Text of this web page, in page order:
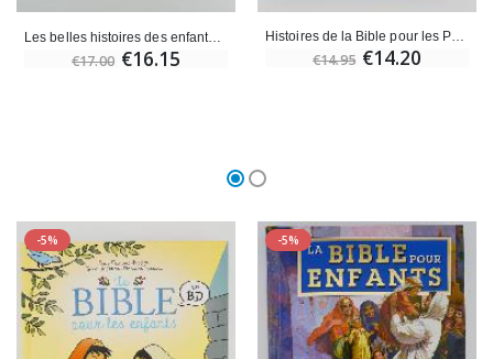
Les belles histoires des enfants de la Bible
€17.00 €16.15 €14.95 €14.20
-5% -5%